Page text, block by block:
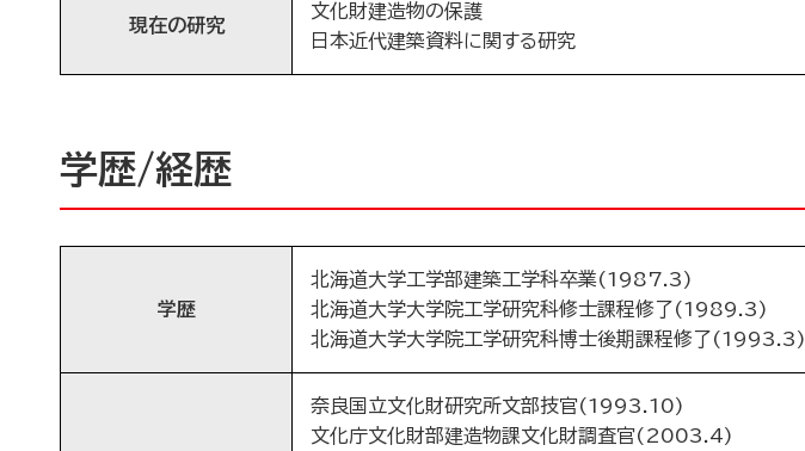
現在の研究
文化財建造物の保護
日本近代建築資料に関する研究
学歴/経歴
学歴
北海道大学工学部建築工学科卒業(1987.3)
北海道大学大学院工学研究科修士課程修了(1989.3)
北海道大学大学院工学研究科博士後期課程修了(1993.3)
奈良国立文化財研究所文部技官(1993.10)
文化庁文化財部建造物課文化財調査官(2003.4)